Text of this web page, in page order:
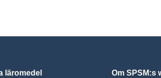
läromedel Om SPSM:s